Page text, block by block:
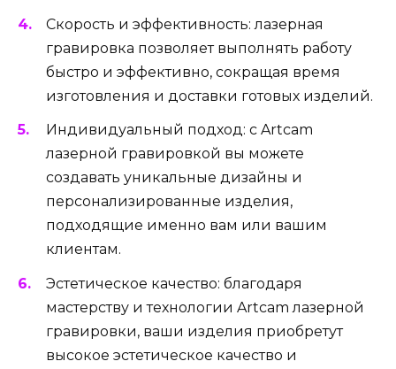
Скорость и эффективность: лазерная
гравировка позволяет выполнять работу
быстро и эффективно, сокращая время
изготовления и доставки готовых изделий.
Индивидуальный подход: с Artcam
лазерной гравировкой вы можете
создавать уникальные дизайны и
персонализированные изделия,
подходящие именно вам или вашим
клиентам.
Эстетическое качество: благодаря
мастерству и технологии Artcam лазерной
гравировки, ваши изделия приобретут
высокое эстетическое качество и